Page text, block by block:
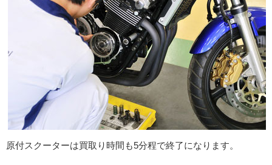
原付スクーターは買取り時間も5分程で終了になります。